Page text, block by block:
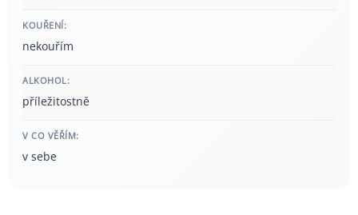
KOUŘENÍ:
nekouřím
ALKOHOL:
příležitostně
V CO VĚŘÍM:
v sebe